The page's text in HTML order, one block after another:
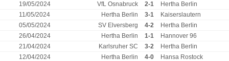
19/05/2024
VfL Osnabruck 2-1
Hertha Berlin
11/05/2024
Hertha Berlin 3-1
Kaiserslautern
05/05/2024
SV Elversberg 4-2
Hertha Berlin
26/04/2024
Hertha Berlin 1-1
Hannover 96
21/04/2024
Karlsruher SC 3-2
Hertha Berlin
12/04/2024
Hertha Berlin 4-0
Hansa Rostock